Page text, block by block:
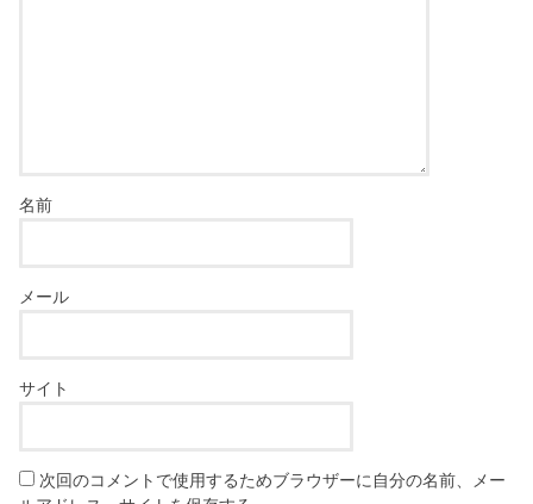
名前
メール
サイト
次回のコメントで使用するためブラウザーに自分の名前、メー